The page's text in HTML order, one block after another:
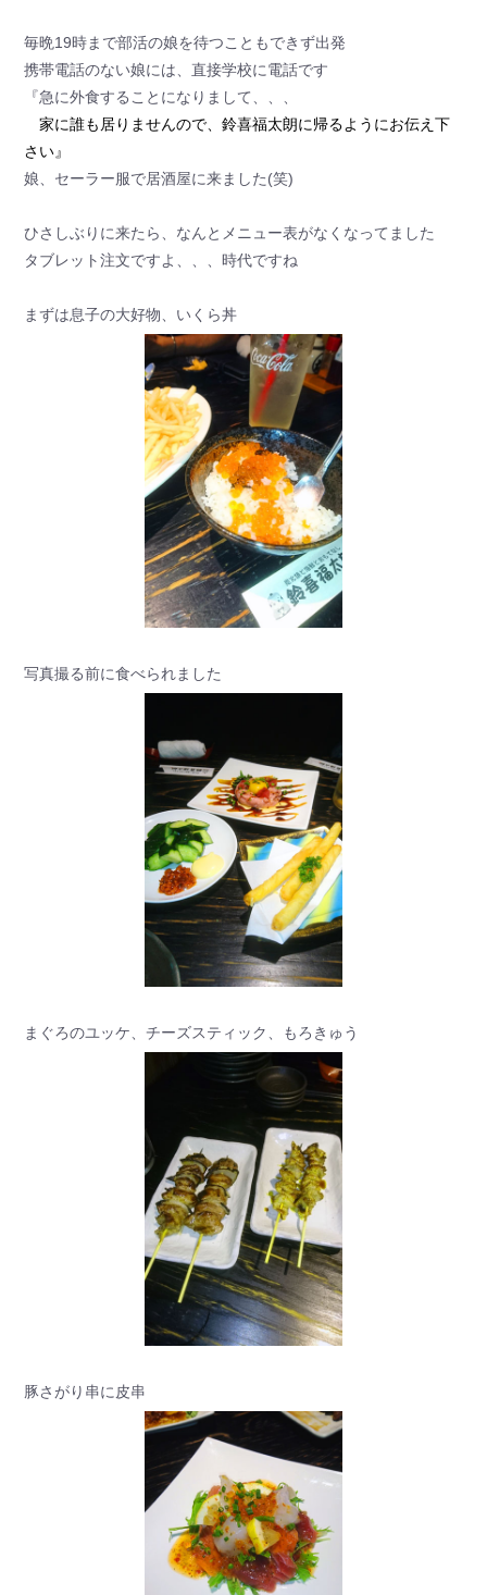
毎晩19時まで部活の娘を待つこともできず出発
携帯電話のない娘には、直接学校に電話です
『急に外食することになりまして、、、
家に誰も居りませんので、鈴喜福太朗に帰るようにお伝え下
さい』
娘、セーラー服で居酒屋に来ました(笑)
ひさしぶりに来たら、なんとメニュー表がなくなってました
タブレット注文ですよ、、、時代ですね
まずは息子の大好物、いくら丼
写真撮る前に食べられました
まぐろのユッケ、チーズスティック、もろきゅう
豚さがり串に皮串